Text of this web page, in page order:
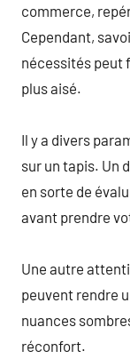
commerce,
Cependant,
nécessités peut
plus aisé.
Il y a divers
sur un tapis. Un
en sorte de
avant prendre
Une autre
peuvent rendre
nuances
réconfort.